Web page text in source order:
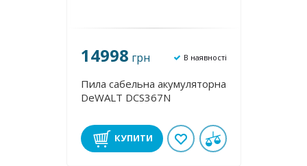
14998 грн В наявності
Пила сабельна акумуляторна
DeWALT DCS367N
КУПИТИ